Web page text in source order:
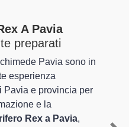
A Pavia
preparati
Pavia sono in
esperienza
Pavia e provincia per
e la
Rex a Pavia,